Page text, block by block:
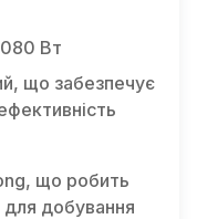
Вт
що забезпечує
що робить
для добування